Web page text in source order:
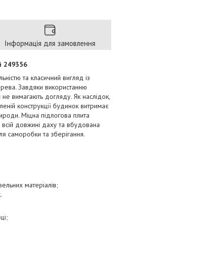
Інформація для замовлення
249356
та класичний вигляд із
Завдяки використанню
не вимагають догляду. Як наслідок,
конструкції будинок витримає
Міцна підлогова плита
довжині даху та вбудована
саморобки та зберігання.
матеріалів;